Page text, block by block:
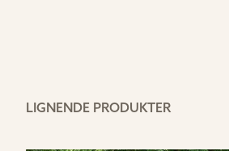
LIGNENDE PRODUKTER